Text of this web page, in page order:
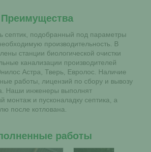
Преимущества
септик, подобранный под параметры
производительность. В
станции биологической очистки
канализации производителей
Астра, Тверь, Евролос. Наличие
работы, лицензий по сбору и вывозу
Наши инженеры выполнят
монтаж и пусконаладку септика, а
после котлована.
работы